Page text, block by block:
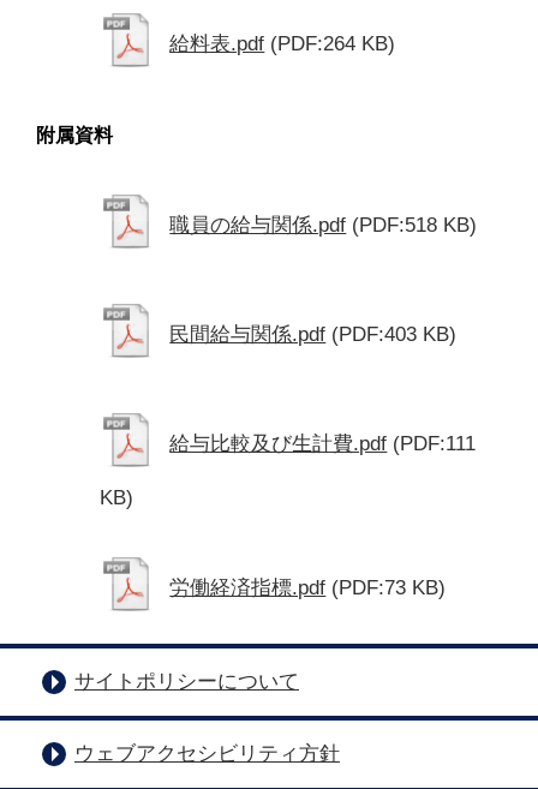
給料表.pdf (PDF:264 KB)
附属資料
職員の給与関係.pdf (PDF:518 KB)
民間給与関係.pdf (PDF:403 KB)
給与比較及び生計費.pdf (PDF:111
KB)
労働経済指標.pdf (PDF:73 KB)
サイトポリシーについて
ウェブアクセシビリティ方針